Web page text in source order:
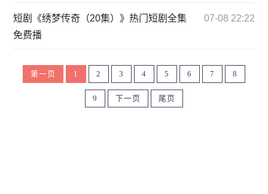
短剧《绣梦传奇（20集）》热门短剧全集
免费播
07-08 22:22
第一页 1 2 3 4 5 6 7 8
9 下一页 尾页